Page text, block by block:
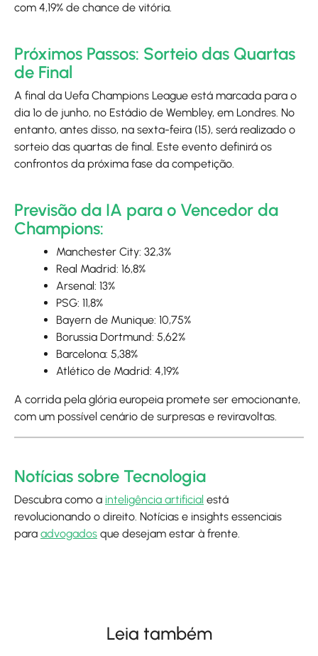
com 4,19% de chance de vitória.
Próximos Passos: Sorteio das Quartas
de Final
A final da Uefa Champions League está marcada para o
dia 1º de junho, no Estádio de Wembley, em Londres. No
entanto, antes disso, na sexta-feira (15), será realizado o
sorteio das quartas de final. Este evento definirá os
confrontos da próxima fase da competição.
Previsão da IA para o Vencedor da
Champions:
Manchester City: 32,3%
Real Madrid: 16,8%
Arsenal: 13%
PSG: 11,8%
Bayern de Munique: 10,75%
Borussia Dortmund: 5,62%
Barcelona: 5,38%
Atlético de Madrid: 4,19%
A corrida pela glória europeia promete ser emocionante,
com um possível cenário de surpresas e reviravoltas.
Notícias sobre Tecnologia
Descubra como a inteligência artificial está
revolucionando o direito. Notícias e insights essenciais
para advogados que desejam estar à frente.
Leia também